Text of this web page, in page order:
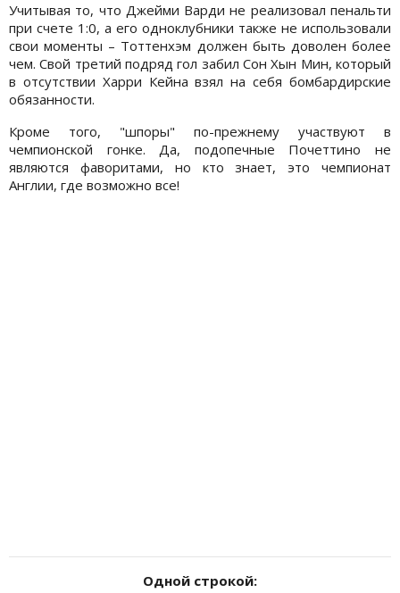
Учитывая то, что Джейми Варди не реализовал пенальти
при счете 1:0, а его одноклубники также не использовали
свои моменты – Тоттенхэм должен быть доволен более
чем. Свой третий подряд гол забил Сон Хын Мин, который
в отсутствии Харри Кейна взял на себя бомбардирские
обязанности.
Кроме того, "шпоры" по-прежнему участвуют в
чемпионской гонке. Да, подопечные Почеттино не
являются фаворитами, но кто знает, это чемпионат
Англии, где возможно все!
Одной строкой: